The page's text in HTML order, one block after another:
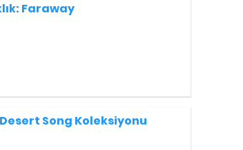
Faraway
Song Koleksiyonu